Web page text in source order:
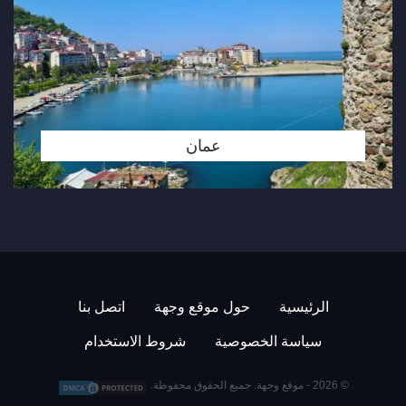
عمان
الرئيسية حول موقع وجهة اتصل بنا
سياسة الخصوصية شروط الاستخدام
© 2026 - موقع وجهة. جميع الحقوق محفوظة.